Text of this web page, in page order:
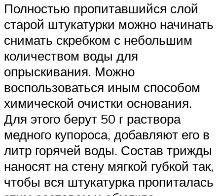
Полностью пропитавшийся слой
старой штукатурки можно начинать
снимать скребком с небольшим
количеством воды для
опрыскивания. Можно
воспользоваться иным способом
химической очистки основания.
Для этого берут 50 г раствора
медного купороса, добавляют его в
литр горячей воды. Состав трижды
наносят на стену мягкой губкой так,
чтобы вся штукатурка пропиталась